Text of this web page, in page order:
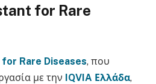
for Rare
Rare Diseases, που
με την IQVIA Ελλάδα,